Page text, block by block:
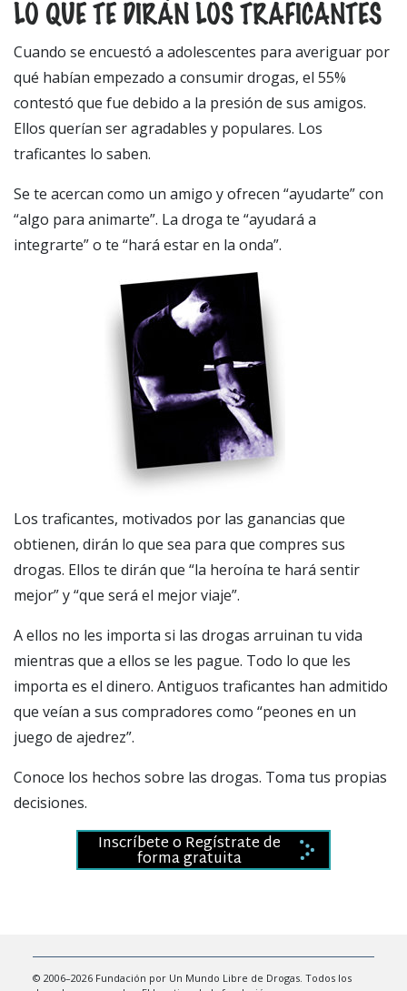
LO QUE TE DIRÁN LOS TRAFICANTES
Cuando se encuestó a adolescentes para averiguar por
qué habían empezado a consumir drogas, el 55%
contestó que fue debido a la presión de sus amigos.
Ellos querían ser agradables y populares. Los
traficantes lo saben.
Se te acercan como un amigo y ofrecen “ayudarte” con
“algo para animarte”. La droga te “ayudará a
integrarte” o te “hará estar en la onda”.
Los traficantes, motivados por las ganancias que
obtienen, dirán lo que sea para que compres sus
drogas. Ellos te dirán que “la heroína te hará sentir
mejor” y “que será el mejor viaje”.
A ellos no les importa si las drogas arruinan tu vida
mientras que a ellos se les pague. Todo lo que les
importa es el dinero. Antiguos traficantes han admitido
que veían a sus compradores como “peones en un
juego de ajedrez”.
Conoce los hechos sobre las drogas. Toma tus propias
decisiones.
Inscríbete o Regístrate de
forma gratuita
© 2006–2026 Fundación por Un Mundo Libre de Drogas. Todos los